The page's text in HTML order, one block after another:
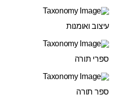
עיצוב ואומנות
ספרי תורה
ספר תורה